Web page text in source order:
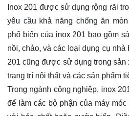
Inox 201 được sử dụng rộng rãi
yêu cầu khả năng chống ăn
phổ biến của inox 201 bao gồm
nồi, chảo, và các loại dụng cụ nhà
201 cũng được sử dụng trong sản
trang trí nội thất và các sản phẩm
Trong ngành công nghiệp, inox
để làm các bộ phận của máy